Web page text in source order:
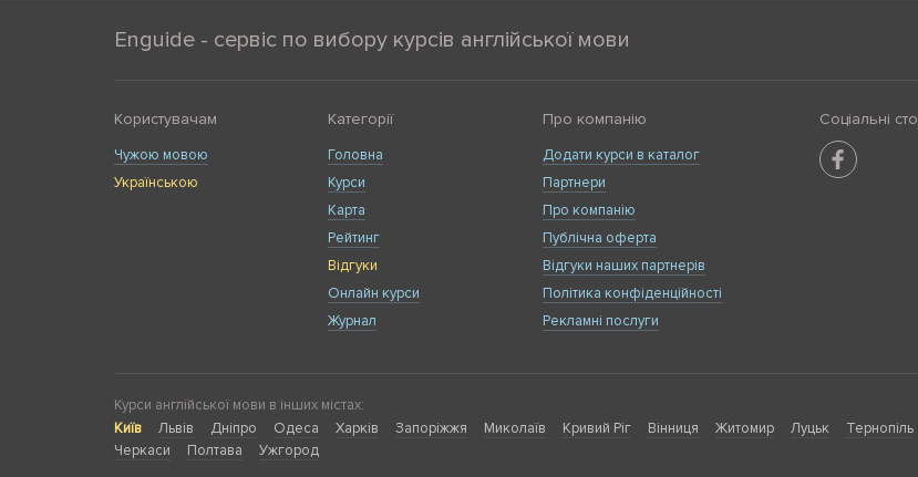
Enguide - сервіс по вибору курсів англійської мови
Користувачам
Чужою мовою
Українською
Категорії
Головна
Курси
Карта
Рейтинг
Відгуки
Онлайн курси
Журнал
Про компанію
Додати курси в каталог
Партнери
Про компанію
Публічна оферта
Відгуки наших партнерів
Політика конфіденційності
Рекламні послуги
Соціальні
Курси англійської мови в інших містах:
Київ
Львів Дніпро Одеса Харків Запоріжжя Миколаїв Кривий Ріг Вінниця Житомир Луцьк Тернопіль
Черкаси
Полтава Ужгород